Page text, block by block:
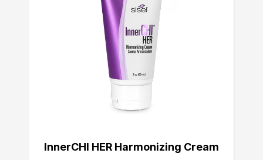
InnerCHI HER Harmonizing Cream